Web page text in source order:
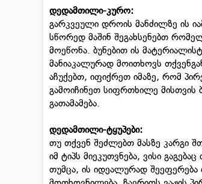
დედამთილი-კურო:
გარკვეული დროის მანძილზე ის
სწორედ მაშინ შეგახსენებთ
მოეწონა. ბუნებით ის
მანიაკალურად მოითხოვს
აჩუქებთ, იფიქრეთ იმაზე, რომ
გამოიჩინეთ სიფრთხილე მისთვის
გათამამება.
დედამთილი-ტყუპები:
თუ თქვენ შეძლებთ მასზე კარგი
იმ ტიპს მიეკუთვნება, ვისი
თუმცა, ის იდეალურად შეეფერება